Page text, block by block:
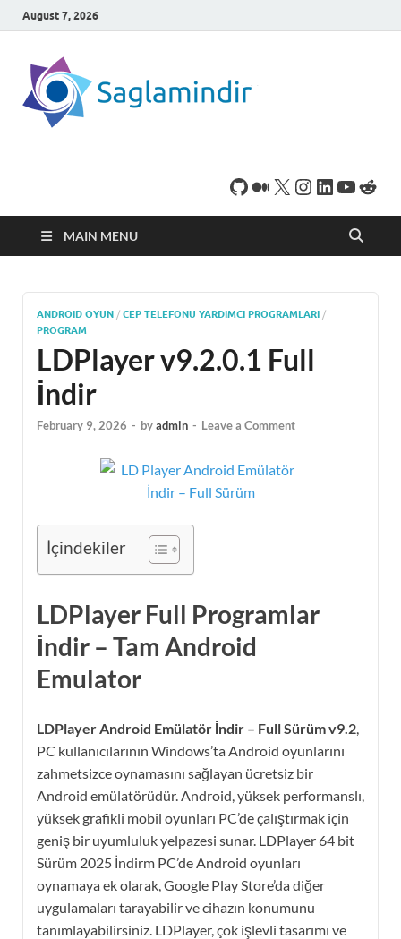
August 7, 2026
indirebileceğiniz sade
bir indirme sitesidir.
MAIN MENU
ANDROID OYUN / CEP TELEFONU YARDIMCI PROGRAMLARI /
PROGRAM
LDPlayer v9.2.0.1 Full
İndir
February 9, 2026 - byadmin - Leave a Comment
İçindekiler
LDPlayer Full Programlar
İndir – Tam Android
Emulator
LDPlayer Android Emülatör İndir – Full Sürüm v9.2
PC kullanıcılarının Windows’ta Android oyunlarını
zahmetsizce oynamasını sağlayan ücretsiz bir
Android emülatörüdür. Android, yüksek performanslı,
yüksek grafikli mobil oyunları PC’de çalıştırmak için
geniş bir uyumluluk yelpazesi sunar. LDPlayer 64 bit
Sürüm 2025 İndirm PC’de Android oyunları
oynamaya ek olarak, Google Play Store’da diğer
uygulamaları tarayabilir ve cihazın konumunu
tanımlayabilirsiniz. LDPlayer, çok işlevli tasarımı ve